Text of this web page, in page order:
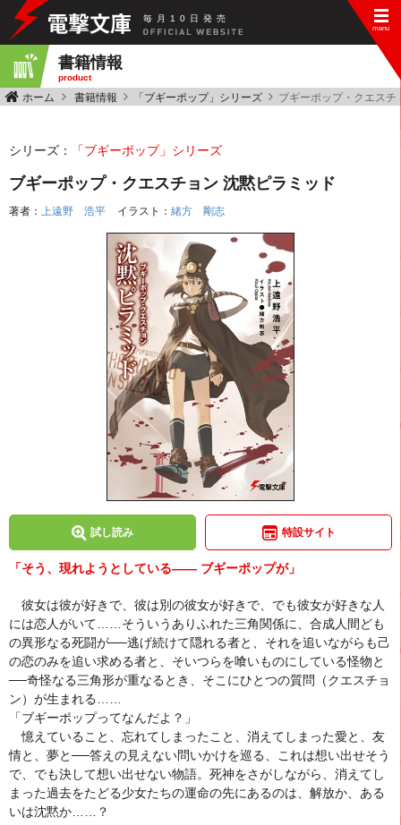
毎 月 10 日 発 売
書籍情報
product
ホーム 書籍情報 「ブギーポップ」シリーズ ブギーポップ・クエスチ
シリーズ： 「ブギーポップ」シリーズ
ブギーポップ・クエスチョン 沈黙ピラミッド
著者： 上遠野 浩平 イラスト： 緒方 剛志
試し読み 特設サイト
「そう、現れようとしている―― ブギーポップが」
彼女は彼が好きで、彼は別の彼女が好きで、でも彼女が好きな人
には恋人がいて……そういうありふれた三角関係に、合成人間ども
の異形なる死闘が──逃げ続けて隠れる者と、それを追いながらも己
の恋のみを追い求める者と、そいつらを喰いものにしている怪物と
──奇怪なる三角形が重なるとき、そこにひとつの質問（クエスチョ
ン）が生まれる……
「ブギーポップってなんだよ？」
憶えていること、忘れてしまったこと、消えてしまった愛と、友
情と、夢と──答えの見えない問いかけを巡る、これは想い出せそう
で、でも決して想い出せない物語。死神をさがしながら、消えてし
まった過去をたどる少女たちの運命の先にあるのは、解放か、ある
いは沈黙か……？